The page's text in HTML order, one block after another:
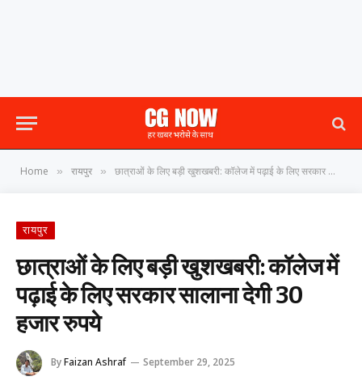
Home » रायपुर » छात्राओं के लिए बड़ी खुशखबरी: कॉलेज में पढ़ाई के लिए सरकार सालाना देगी 30 हजार रुपये
रायपुर
छात्राओं के लिए बड़ी खुशखबरी: कॉलेज में
पढ़ाई के लिए सरकार सालाना देगी 30
हजार रुपये
ByFaizan Ashraf September 29, 2025